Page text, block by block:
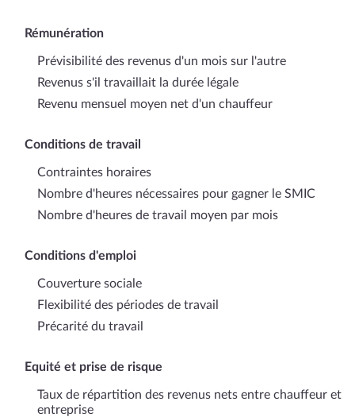
Rémunération
Prévisibilité des revenus d'un mois sur l'autre
Revenus s'il travaillait la durée légale
Revenu mensuel moyen net d'un chauffeur
Conditions de travail
Contraintes horaires
Nombre d'heures nécessaires pour gagner le SMIC
Nombre d'heures de travail moyen par mois
Conditions d'emploi
Couverture sociale
Flexibilité des périodes de travail
Précarité du travail
Equité et prise de risque
Taux de répartition des revenus nets entre chauffeur et
entreprise